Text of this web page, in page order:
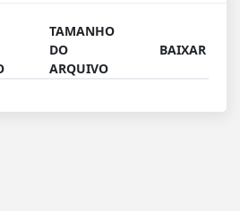
TAMANHO
DO
ARQUIVO
BAIXAR